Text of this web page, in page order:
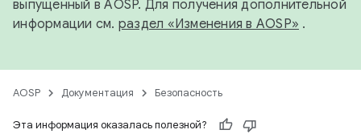
выпущенный в AOSP. Для получения дополнительной
информации см. раздел «Изменения в AOSP» .
AOSP Документация Безопасность
Эта информация оказалась полезной?